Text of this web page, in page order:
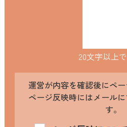
20文字以上
運営が内容を確認後にペー
ページ反映時にはメール
す。